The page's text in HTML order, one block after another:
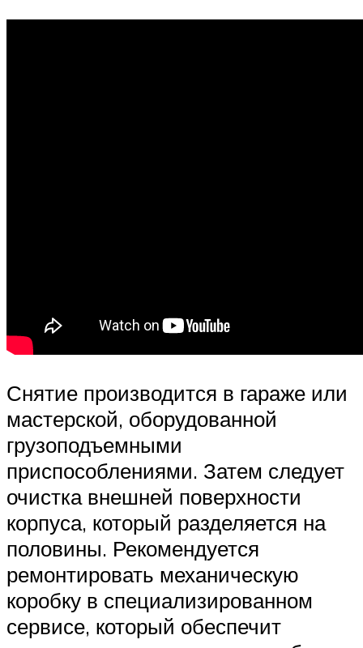
Снятие производится в гараже или
мастерской, оборудованной
грузоподъемными
приспособлениями. Затем следует
очистка внешней поверхности
корпуса, который разделяется на
половины. Рекомендуется
ремонтировать механическую
коробку в специализированном
сервисе, который обеспечит